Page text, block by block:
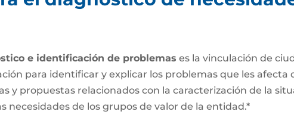
e identificación de problemas es la vinculación de
para identificar y explicar los problemas que les
y propuestas relacionados con la caracterización de la
necesidades de los grupos de valor de la entidad.*